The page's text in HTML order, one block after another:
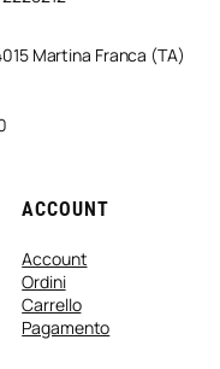
Martina Franca (TA)
ACCOUNT
Account
Ordini
Carrello
Pagamento